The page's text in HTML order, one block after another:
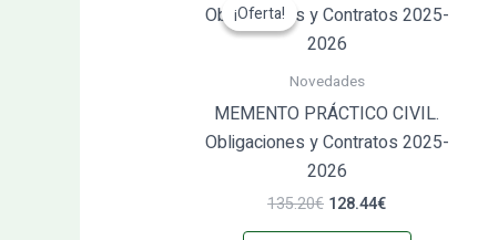
¡Oferta!
¡Oferta!
Novedades
MEMENTO PRÁCTICO CIVIL.
Obligaciones y Contratos 2025-
2026
135.20€
original
era:
128.44€
actual